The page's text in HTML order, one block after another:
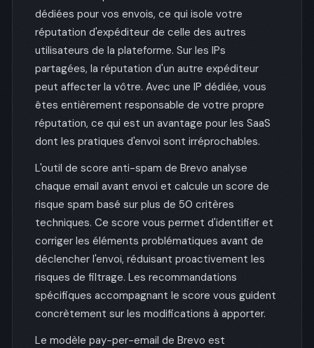
dédiées pour vos envois, ce qui isole votre
réputation d'expéditeur de celle des autres
utilisateurs de la plateforme. Sur les IPs
partagées, la réputation d'un autre expéditeur
peut affecter la vôtre. Avec une IP dédiée, vous
êtes entièrement responsable de votre propre
réputation, ce qui est un avantage pour les SaaS
dont les pratiques d'envoi sont irréprochables.
L'outil de score anti-spam de Brevo analyse
chaque email avant envoi et calcule un score de
risque spam basé sur plus de 50 critères
techniques. Ce score vous permet d'identifier et
corriger les éléments problématiques avant de
déclencher l'envoi, réduisant proactivement les
risques de filtrage. Les recommandations
spécifiques accompagnant le score vous guident
concrètement sur les modifications à apporter.
Le modèle pay-per-email de Brevo est